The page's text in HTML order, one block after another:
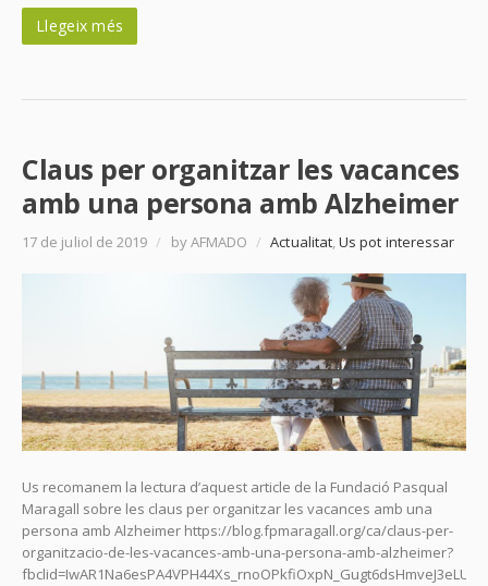
Llegeix més
Claus per organitzar les vacances
amb una persona amb Alzheimer
17 de juliol de 2019 / by AFMADO / Actualitat,Us pot interessar
Us recomanem la lectura d’aquest article de la Fundació Pasqual
Maragall sobre les claus per organitzar les vacances amb una
persona amb Alzheimer https://blog.fpmaragall.org/ca/claus-per-
organitzacio-de-les-vacances-amb-una-persona-amb-alzheimer?